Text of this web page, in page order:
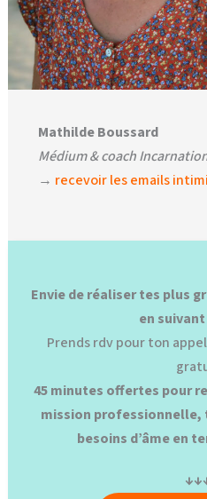
Mathilde Boussard
Médium & coach
→ recevoir les emails
Envie de réaliser tes plus
en
Prends rdv pour ton
45 minutes offertes pour
mission professionnelle,
besoins d’âme en